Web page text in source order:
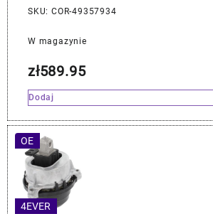
SKU: COR-49357934
W magazynie
zł589.95
Dodaj
OE
4EVER